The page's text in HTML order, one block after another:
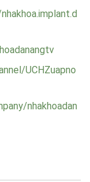
UCHZuapno
nhakhoadan